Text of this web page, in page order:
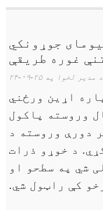
د سیومای جوړونکي
غوره طریقې
د مدیر لخوا په ۲۵-۰۹-۲۴
اړین ورځني
وروسته پاکول
دورې وروسته د
د خوړو ذرات
شي په سطحو او
کې راټول شي.